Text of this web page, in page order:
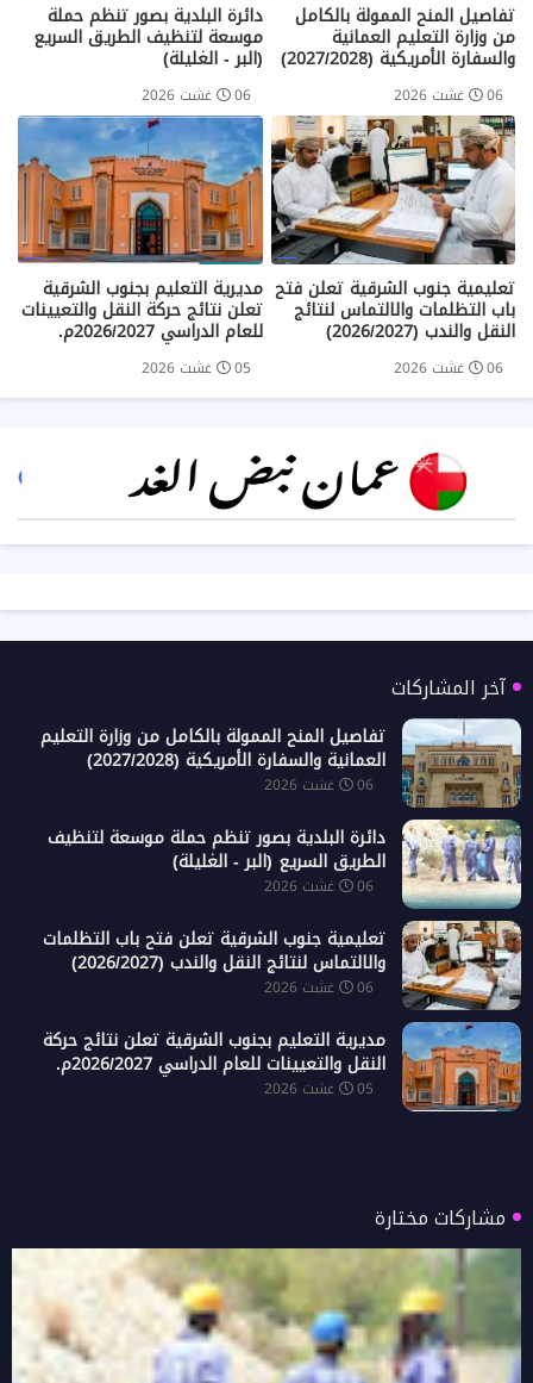
تفاصيل المنح الممولة بالكامل
من وزارة التعليم العمانية
والسفارة الأمريكية (2027/2028)
06 غشت 2026
دائرة البلدية بصور تنظم حملة
موسعة لتنظيف الطريق السريع
(البر - الغليلة)
06 غشت 2026
تعليمية جنوب الشرقية تعلن فتح
باب التظلمات والالتماس لنتائج
النقل والندب (2026/2027)
06 غشت 2026
مديرية التعليم بجنوب الشرقية
تعلن نتائج حركة النقل والتعيينات
للعام الدراسي 2026/2027م.
05 غشت 2026
آخر المشاركات
تفاصيل المنح الممولة بالكامل من وزارة التعليم
العمانية والسفارة الأمريكية (2027/2028)
06 غشت 2026
دائرة البلدية بصور تنظم حملة موسعة لتنظيف
الطريق السريع (البر - الغليلة)
06 غشت 2026
تعليمية جنوب الشرقية تعلن فتح باب التظلمات
والالتماس لنتائج النقل والندب (2026/2027)
06 غشت 2026
مديرية التعليم بجنوب الشرقية تعلن نتائج حركة
النقل والتعيينات للعام الدراسي 2026/2027م.
05 غشت 2026
مشاركات مختارة